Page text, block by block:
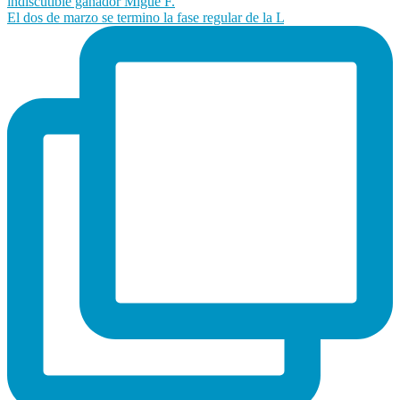
El dos de marzo se termino la fase regular de la L